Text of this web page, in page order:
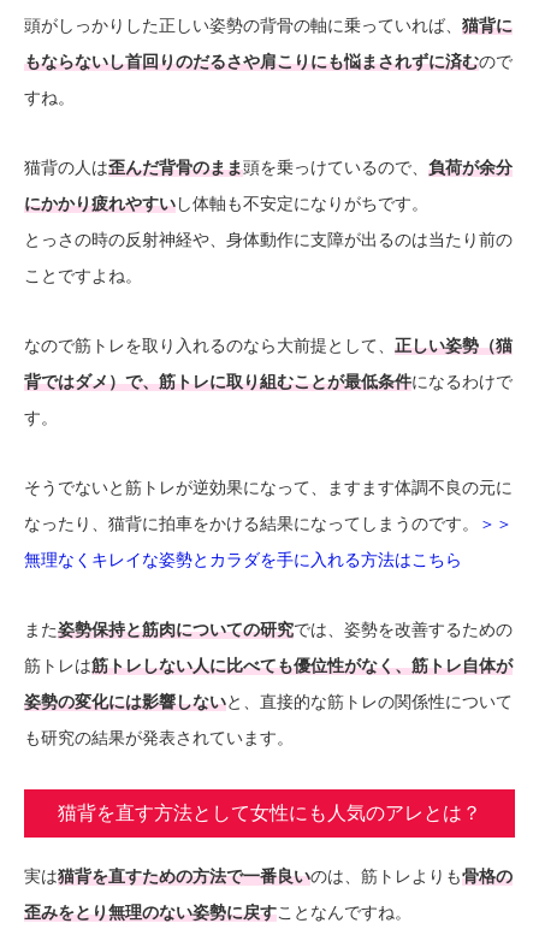
頭がしっかりした正しい姿勢の背骨の軸に乗っていれば、 猫背に
もならないし首回りのだるさや肩こりにも悩まされずに済むので
すね。
猫背の人は歪んだ背骨のまま頭を乗っけているので、 負荷が余分
にかかり疲れやすいし体軸も不安定になりがちです。
とっさの時の反射神経や、身体動作に支障が出るのは当たり前の
ことですよね。
なので筋トレを取り入れるのなら大前提として、 正しい姿勢（猫
背ではダメ）で、筋トレに取り組むことが最低条件になるわけで
す。
そうでないと筋トレが逆効果になって、ますます体調不良の元に
なったり、猫背に拍車をかける結果になってしまうのです。
＞＞
無理なくキレイな姿勢とカラダを手に入れる方法はこちら
また姿勢保持と筋肉についての研究では、姿勢を改善するための
筋トレは筋トレしない人に比べても優位性がなく、筋トレ自体が
姿勢の変化には影響しないと、直接的な筋トレの関係性について
も研究の結果が発表されています。
猫背を直す方法として女性にも人気のアレとは？
実は猫背を直すための方法で一番良いのは、筋トレよりも骨格の
歪みをとり無理のない姿勢に戻すことなんですね。